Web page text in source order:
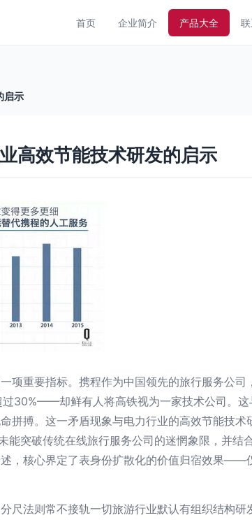
首页 企业简介 产品大全
启示
高效节能技术研发的启示
项重要指标。携程作为中国领先的旅行服务公司
30%——却鲜有人将高铁视为一家技术公司。这
搏。这一矛盾现象与电力行业的高效节能技术
突破传统在线旅行服务公司的迷惘象限，并结
，核心界定了表身份扩散化的价值归宿效果——
尺法则常不接轨一切旅游行业默认有组织结构研